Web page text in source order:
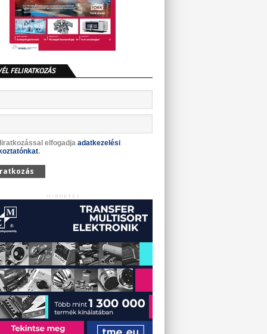
FELIRATKOZÁS
elfogadja adatkezelési
.
HIRDETÉS